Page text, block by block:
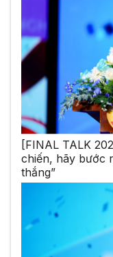
[FINAL TALK
chiến, hãy bước
thắng”